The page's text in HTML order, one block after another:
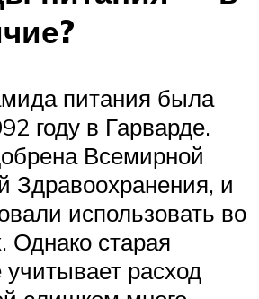
питания была
году в Гарварде.
Всемирной
Здравоохранения, и
использовать во
Однако старая
расход